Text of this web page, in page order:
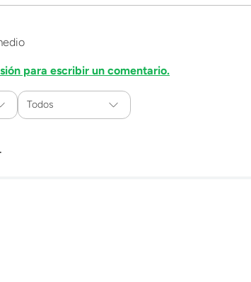
para escribir un comentario.
Todos